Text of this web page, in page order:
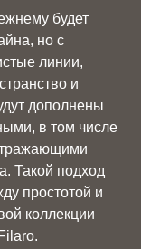
будет
но с
линии,
и
дополнены
в том числе
Такой подход
простотой и
коллекции